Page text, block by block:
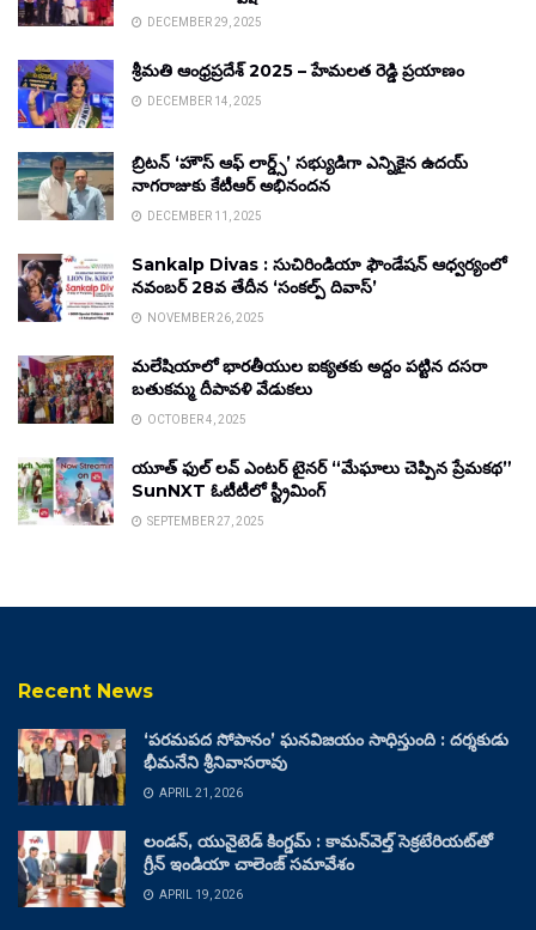
DECEMBER 29, 2025
శ్రీమతి ఆంధ్రప్రదేశ్ 2025 – హేమలత రెడ్డి ప్రయాణం
DECEMBER 14, 2025
బ్రిటన్ ‘హౌస్ ఆఫ్ లార్డ్స్’ సభ్యుడిగా ఎన్నికైన ఉదయ్
నాగరాజుకు కేటీఆర్ అభినందన
DECEMBER 11, 2025
Sankalp Divas : సుచిరిండియా ఫౌండేషన్ ఆధ్వర్యంలో
నవంబర్ 28వ తేదీన ‘సంకల్ప్ దివాస్’
NOVEMBER 26, 2025
మలేషియాలో భారతీయుల ఐక్యతకు అద్దం పట్టిన దసరా
బతుకమ్మ దీపావళి వేడుకలు
OCTOBER 4, 2025
యూత్ ఫుల్ లవ్ ఎంటర్ టైనర్ “మేఘాలు చెప్పిన ప్రేమకథ”
SunNXT ఓటీటీలో స్ట్రీమింగ్
SEPTEMBER 27, 2025
Recent News
‘పరమపద సోపానం’ ఘనవిజయం సాధిస్తుంది : దర్శకుడు
భీమనేని శ్రీనివాసరావు
APRIL 21, 2026
లండన్, యునైటెడ్ కింగ్డమ్ : కామన్‌వెల్త్ సెక్రటేరియట్‌తో
గ్రీన్ ఇండియా చాలెంజ్ సమావేశం
APRIL 19, 2026